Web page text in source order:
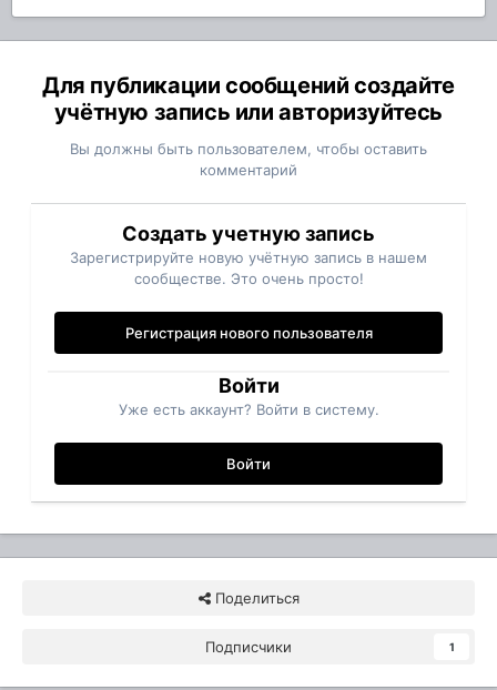
Для публикации сообщений создайте
учётную запись или авторизуйтесь
Вы должны быть пользователем, чтобы оставить
комментарий
Создать учетную запись
Зарегистрируйте новую учётную запись в нашем
сообществе. Это очень просто!
Регистрация нового пользователя
Войти
Уже есть аккаунт? Войти в систему.
Войти
Поделиться
Подписчики 1